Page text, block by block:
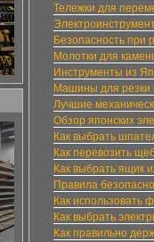
Тележки для
Безопасность при
Молотки для
Инструменты из
Машины для резки
Лучшие
Обзор японских
Как выбрать
Как перевозить
Как выбрать ящик
Правила
Как использовать
Как выбрать
Как правильно